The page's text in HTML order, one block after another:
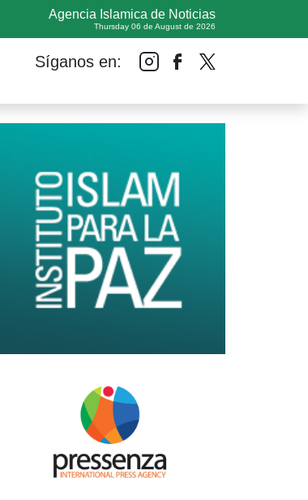
Agencia Islamica de Noticias
Thursday 06 de August de 2026
Síganos en: